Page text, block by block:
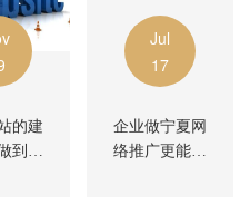
的建
到突
Jul
17
企业做宁夏网
络推广更能打